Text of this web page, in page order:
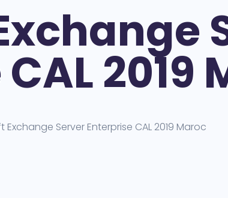
2019
Exchange Server Enterprise CAL 2019 Maroc